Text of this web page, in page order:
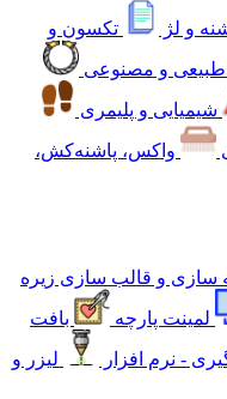
و لژ
تکسون و
طبیعی و مصنوعی
شیمیایی و پلیمری
واکس، پاشنه‌کش،
سازی و قالب سازی زیره
لمینت پارچه
بافت
- نرم افزار
لیزر و